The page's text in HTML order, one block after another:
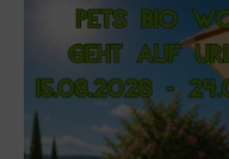
Ernährungsberatung!
Startseite